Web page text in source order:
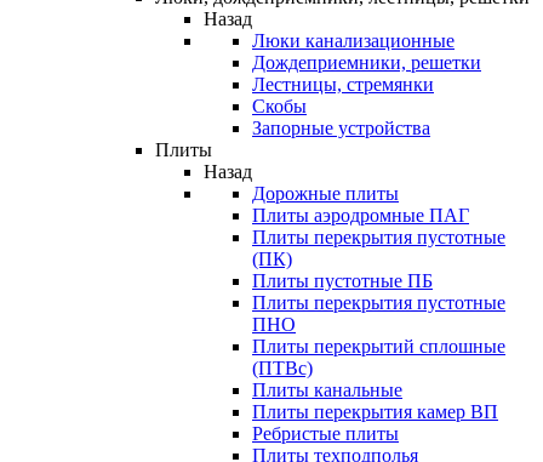
Назад
Люки канализационные
Дождеприемники, решетки
Лестницы, стремянки
Скобы
Запорные устройства
Плиты
Назад
Дорожные плиты
Плиты аэродромные ПАГ
Плиты перекрытия пустотные
(ПК)
Плиты пустотные ПБ
Плиты перекрытия пустотные
ПНО
Плиты перекрытий сплошные
(ПТВс)
Плиты канальные
Плиты перекрытия камер ВП
Ребристые плиты
Плиты техподполья